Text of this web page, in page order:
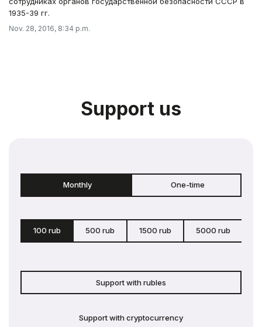
1935-39 гг.
Nov. 28, 2016, 8:34 p.m.
Support us
Monthly One-time
100 rub 500 rub 1500 rub 5000 rub
Support with rubles
Support with cryptocurrency